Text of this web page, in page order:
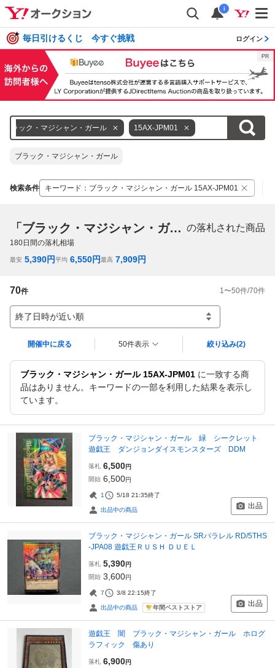
i
毎日引けるくじ 今すぐ挑戦 ログイン
ブラック・マジシャン・ガール 15AX-JPM01
ブラック・マジシャン・ガール
検索条件 キーワード ： ブラック・マジシャン・ガール 15AX-JPM01
「ブラック・マジシャン・ガール 15AX-JPM01」 の落札された商品
180日間の落札相場
最安 5,390円平均 6,550円最高 7,909円
70件 1 〜50件/70件
終了日時が近い順
開催中に戻る 50件表示 絞り込み(2)
ブラック・マジシャン・ガール 15AX-JPM01 に一致する商
品はありません。キーワードの一部を利用した結果を表示し
ています。
ブラック・マジシャン・ガール 緑 シークレット
遊戯王 ダンジョンダイスモンスターズ DDM
落札 6,500円
開始 6,500円
1 5/18 21:35終了
出品中の商品 出品
ブラック・マジシャン・ガール SRパラレル RD/5THS
-JPA08 遊戯王ＲＵＳＨ ＤＵＥＬ
落札 5,390円
開始 3,600円
7 3/8 22:15終了
出品中の商品 年間ベストストア 出品
遊戯王 闇 ブラック・マジシャン・ガール ホログ
ラフィック 傷あり
落札 6,900円